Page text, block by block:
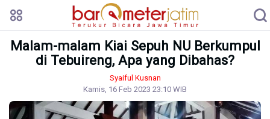
Malam-malam Kiai Sepuh NU Berkumpul
di Tebuireng, Apa yang Dibahas?
Syaiful Kusnan
Kamis, 16 Feb 2023 23:10 WIB